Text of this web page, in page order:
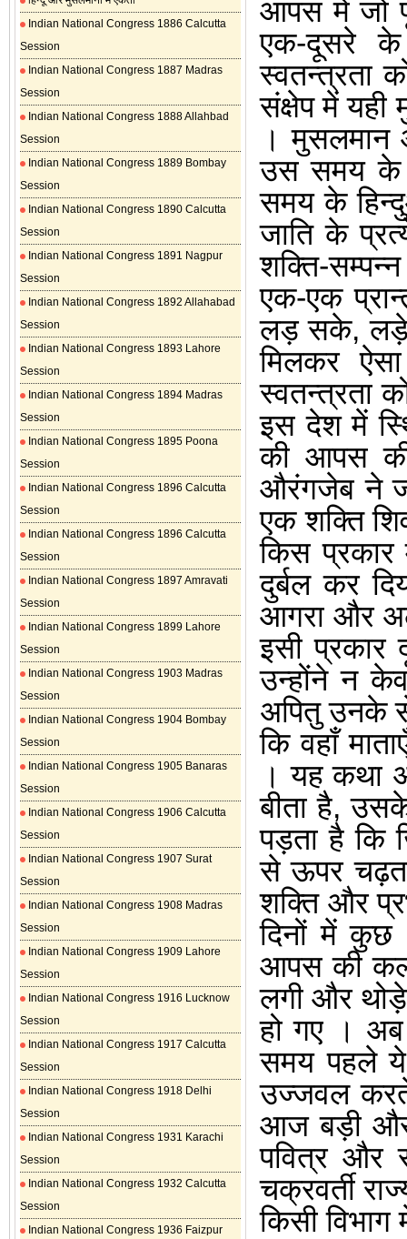
Indian National Congress 1886 Calcutta
Session
Indian National Congress 1887 Madras
Session
Indian National Congress 1888 Allahbad
Session
Indian National Congress 1889 Bombay
Session
Indian National Congress 1890 Calcutta
Session
Indian National Congress 1891 Nagpur
Session
Indian National Congress 1892 Allahabad
Session
Indian National Congress 1893 Lahore
Session
Indian National Congress 1894 Madras
Session
Indian National Congress 1895 Poona
Session
Indian National Congress 1896 Calcutta
Session
Indian National Congress 1896 Calcutta
Session
Indian National Congress 1897 Amravati
Session
Indian National Congress 1899 Lahore
Session
Indian National Congress 1903 Madras
Session
Indian National Congress 1904 Bombay
Session
Indian National Congress 1905 Banaras
Session
Indian National Congress 1906 Calcutta
Session
Indian National Congress 1907 Surat
Session
Indian National Congress 1908 Madras
Session
Indian National Congress 1909 Lahore
Session
Indian National Congress 1916 Lucknow
Session
Indian National Congress 1917 Calcutta
Session
Indian National Congress 1918 Delhi
Session
Indian National Congress 1931 Karachi
Session
Indian National Congress 1932 Calcutta
Session
Indian National Congress 1936 Faizpur
आपस में जो
एक-दूसरे
स्वतन्त्रता
संक्षेप में
।मुसलमान
उस समय के
समय के
जाति के
शक्ति-
एक-एक
लड़ सके,
मिलकर
स्वतन्त्रता
इस देश में
की आपस
औरंगजेब ने
एक शक्ति
किस प्रकार
दुर्बल कर
आगरा और
इसी प्रकार
उन्होंने न
अपितु उनके
कि वहाँ
।यह कथा
बीता है,
पड़ता है कि
से ऊपर
शक्ति और
दिनों में कुछ
आपस की
लगी और
हो गए
। अब
समय पहले ये
उज्जवल करते
आज बड़ी और
पवित्र और
चक्रवर्ती
किसी